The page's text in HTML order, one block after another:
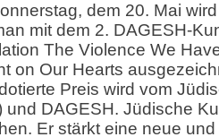
dem 20. Mai
mit dem 2. DAGESH-
The Violence We
on Our Hearts
Preis wird vom
und DAGESH. Jüdische
Er stärkt eine neue